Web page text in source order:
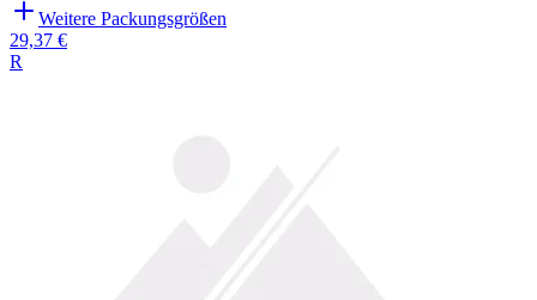
Weitere Packungsgrößen
29,37 €
R